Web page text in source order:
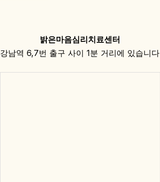
밝은마음심리치료센터
강남역 6,7번 출구 사이 1분 거리에 있습니다